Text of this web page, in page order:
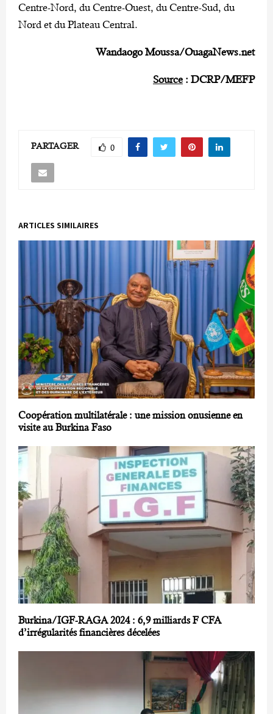
Centre-Nord, du Centre-Ouest, du Centre-Sud, du
Nord et du Plateau Central.
Wandaogo Moussa/OuagaNews.net
Source : DCRP/MEFP
PARTAGER 0
ARTICLES SIMILAIRES
Coopération multilatérale : une mission onusienne en
visite au Burkina Faso
Burkina/IGF-RAGA 2024 : 6,9 milliards F CFA
d’irrégularités financières décelées